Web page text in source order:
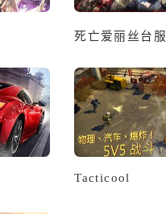
死亡爱丽丝台服
Tacticool